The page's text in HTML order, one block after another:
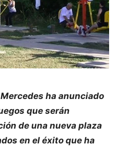
ha anunciado
que serán
de una nueva plaza
en el éxito que ha